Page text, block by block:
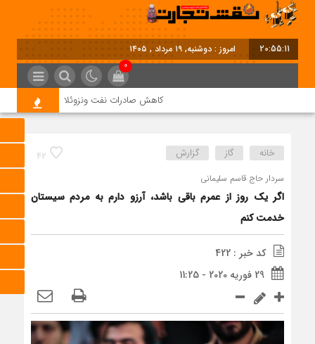
20:55:12 امروز : دوشنبه, ۱۹ مرداد , ۱۴۰۵
0
کاهش صادرات نفت ونزوئلا
42 خانه گاز گزارش
سردار حاج قاسم سلیمانی
اگر یک روز از عمرم باقی باشد، آرزو دارم به مردم سیستان
خدمت کنم
کد خبر : 422
29 فوریه 2020 - 11:25